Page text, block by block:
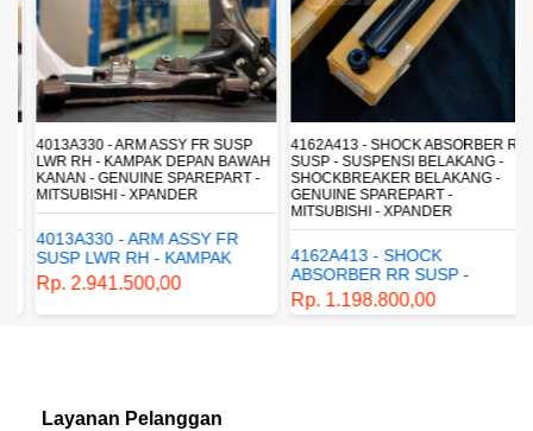
4013A330 - ARM ASSY FR SUSP
LWR RH - KAMPAK DEPAN BAWAH
KANAN - GENUINE SPAREPART -
MITSUBISHI - XPANDER
4013A330 - ARM ASSY FR
SUSP LWR RH - KAMPAK
DEPAN BAWAH KANAN -
GENUINE SPAREPART -
MITSUBISHI - XPANDER
Rp. 2.941.500,00
4162A413 - SHOCK ABSORBER RR
SUSP - SUSPENSI BELAKANG -
SHOCKBREAKER BELAKANG -
GENUINE SPAREPART -
MITSUBISHI - XPANDER
4162A413 - SHOCK
ABSORBER RR SUSP -
SUSPENSI BELAKANG -
SHOCKBREAKER BELAKANG
Rp. 1.198.800,00
Layanan Pelanggan